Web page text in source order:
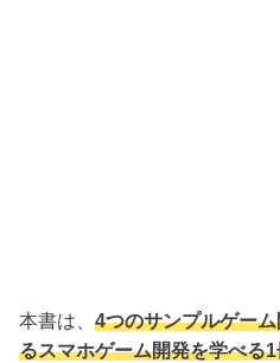
本書は、 4つのサンプルゲー
るスマホゲーム開発を学べる